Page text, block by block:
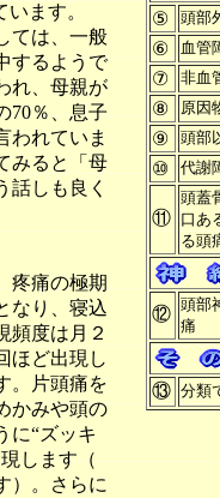
⑤ 頭部
⑥ 血管
⑦ 非血
⑧ 原因
⑨ 頭部
⑩ 代謝
⑪
頭蓋
口あ
る頭
⑫ 頭部
痛
⑬ 分類
ます。
ては、一般
するようで
れ、母親が
70％、息子
われていま
みると「母
話しも良く
疼痛の極期
なり、寝込
頻度は月２
ほど出現し
。片頭痛を
かみや頭の
に“ズッキ
します（
）。さらに